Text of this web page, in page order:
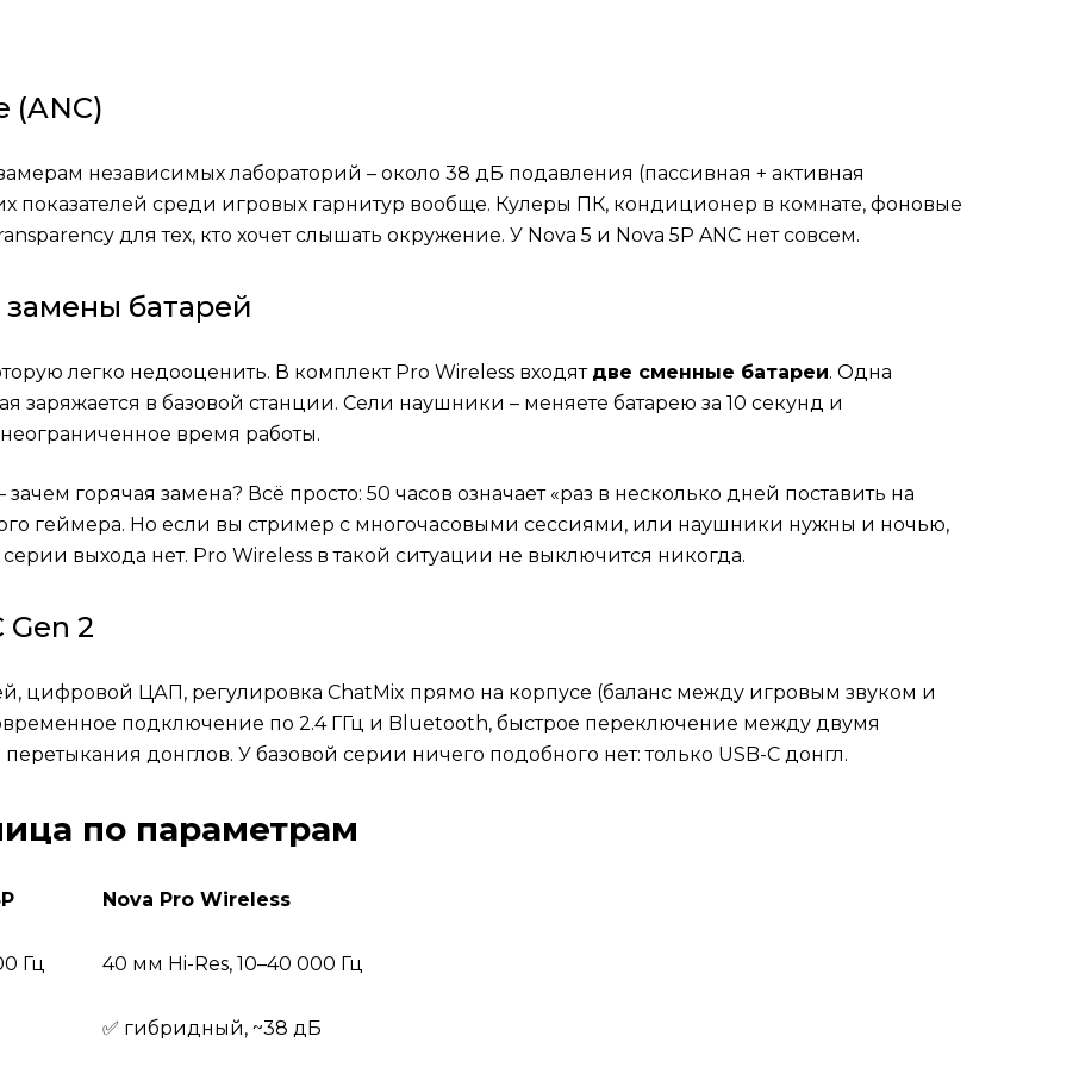
(ANC)
независимых лабораторий – около 38 дБ подавления (пассивная + активная
показателей среди игровых гарнитур вообще. Кулеры ПК, кондиционер в комнате, фоновые
для тех, кто хочет слышать окружение. У Nova 5 и Nova 5P ANC нет совсем.
замены батарей
легко недооценить. В комплект Pro Wireless входят две сменные батареи. Одна
заряжается в базовой станции. Сели наушники – меняете батарею за 10 секунд и
время работы.
горячая замена? Всё просто: 50 часов означает «раз в несколько дней поставить на
геймера. Но если вы стример с многочасовыми сессиями, или наушники нужны и ночью,
выхода нет. Pro Wireless в такой ситуации не выключится никогда.
Gen 2
цифровой ЦАП, регулировка ChatMix прямо на корпусе (баланс между игровым звуком и
подключение по 2.4 ГГц и Bluetooth, быстрое переключение между двумя
донглов. У базовой серии ничего подобного нет: только USB-C донгл.
по параметрам
Nova Pro Wireless
Гц 40 мм Hi-Res, 10–40 000 Гц
✅ гибридный, ~38 дБ